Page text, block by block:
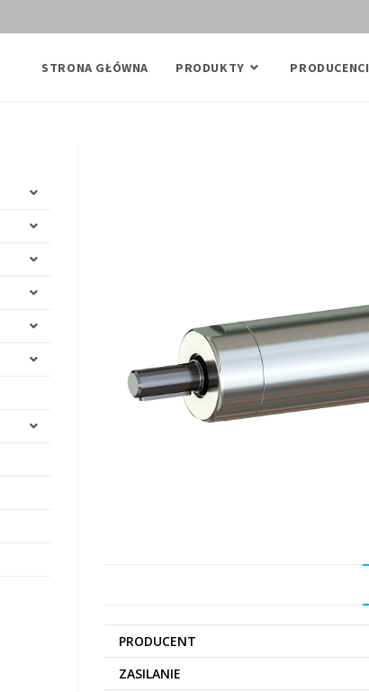
STRONA GŁÓWNA PRODUKTY PRODUCENCI
PRODUCENT
ZASILANIE